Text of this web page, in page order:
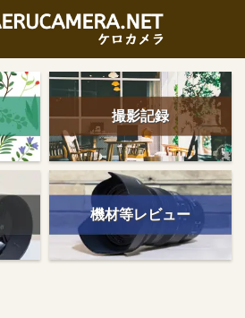
撮影記録
機材等レビュー